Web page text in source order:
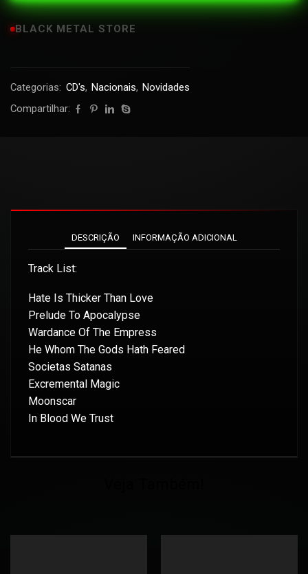
BLACK METAL STORE
Categorias: CD's, Nacionais, Novidades
Compartilhar:
DESCRIÇÃO INFORMAÇÃO ADICIONAL
Track List:
Hate Is Thicker Than Love
Prelude To Apocalypse
Wardance Of The Empress
He Whom The Gods Hath Feared
Societas Satanas
Excremental Magic
Moonscar
In Blood We Trust